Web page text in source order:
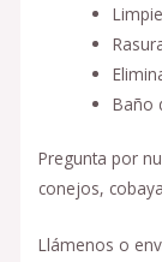
Baño
Pregunta por
conejos,
Llámenos o